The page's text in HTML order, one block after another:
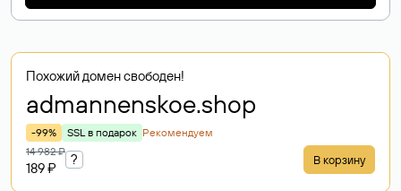
Похожий домен свободен!
admannenskoe.shop
-99% SSL в подарок Рекомендуем
14 982 ₽
189 ₽
? В корзину